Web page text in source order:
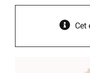
Cet